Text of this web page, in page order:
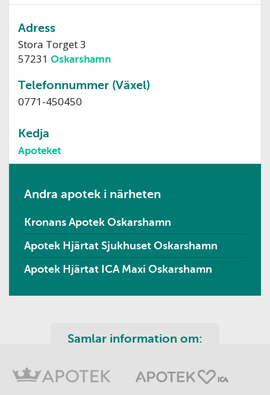
Adress
Stora Torget 3
57231Oskarshamn
Telefonnummer (Växel)
0771-450450
Kedja
Apoteket
Andra apotek i närheten
Kronans Apotek Oskarshamn
Apotek Hjärtat Sjukhuset Oskarshamn
Apotek Hjärtat ICA Maxi Oskarshamn
Samlar information om: